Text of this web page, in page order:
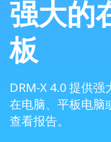
支持加密
Zoom 会议
强大的
板
DRM-X 4.0 提供
在电脑、平板电脑
查看报告。